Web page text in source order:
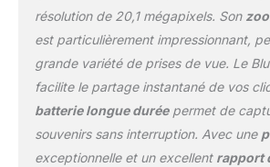
résolution de 20,1 mégapixels. Son
est particulièrement impressionnant,
grande variété de prises de vue. Le
facilite le partage instantané de vos
batterie longue duréepermet de
souvenirs sans interruption. Avec une
exceptionnelle et un excellent rapport